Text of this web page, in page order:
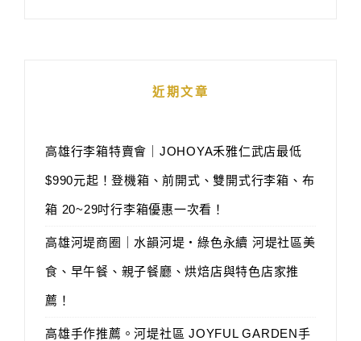
近期文章
高雄行李箱特賣會｜JOHOYA禾雅仁武店最低
$990元起！登機箱、前開式、雙開式行李箱、布
箱 20~29吋行李箱優惠一次看！
高雄河堤商圈｜水韻河堤‧綠色永續 河堤社區美
食、早午餐、親子餐廳、烘焙店與特色店家推
薦！
高雄手作推薦。河堤社區 JOYFUL GARDEN手